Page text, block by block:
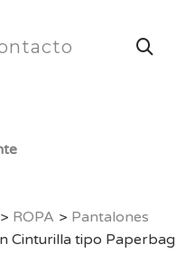
> ROPA > Pantalones
Cinturilla tipo Paperbag